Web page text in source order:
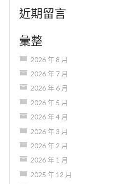
近期留言
彙整
2026 年 8 月
2026 年 7 月
2026 年 6 月
2026 年 5 月
2026 年 4 月
2026 年 3 月
2026 年 2 月
2026 年 1 月
2025 年 12 月